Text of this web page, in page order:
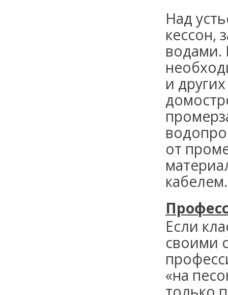
Над
кессон,
водами.
и
от
кабелем.
Если
своими
«на